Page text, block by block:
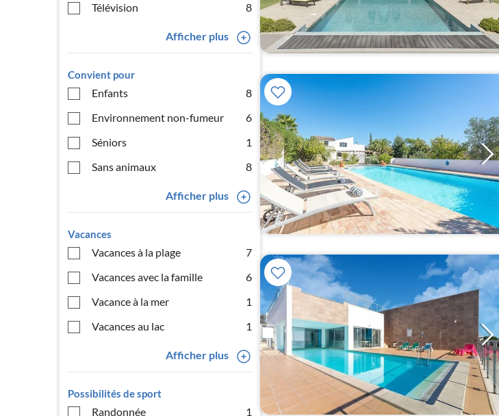
Télévision
8
Afficher plus
Convient pour
Enfants
8
Environnement non-fumeur
6
Séniors
1
Sans animaux
8
Afficher plus
Vacances
Vacances à la plage
7
Vacances avec la famille
6
Vacance à la mer
1
Vacances au lac
1
Afficher plus
Possibilités de sport
Randonnée
1